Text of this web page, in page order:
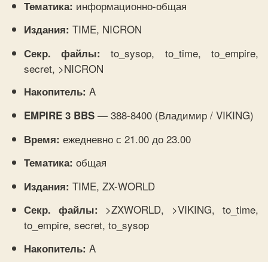
Тематика: информационно-общая
Издания: TIME, NICRON
Секр. файлы:
to_sysop, to_time, to_empire,
secret, >NICRON
Накопитель: A
EMPIRE 3 BBS— 388-8400 (Владимир / VIKING)
Время: ежедневно с 21.00 до 23.00
Тематика: общая
Издания: TIME, ZX-WORLD
Секр. файлы: >ZXWORLD, >VIKING, to_time,
to_empire, secret, to_sysop
Накопитель: A